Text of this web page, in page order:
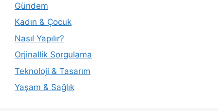
Gündem
Kadın & Çocuk
Nasıl Yapılır?
Orjinallik Sorgulama
Teknoloji & Tasarım
Yaşam & Sağlık